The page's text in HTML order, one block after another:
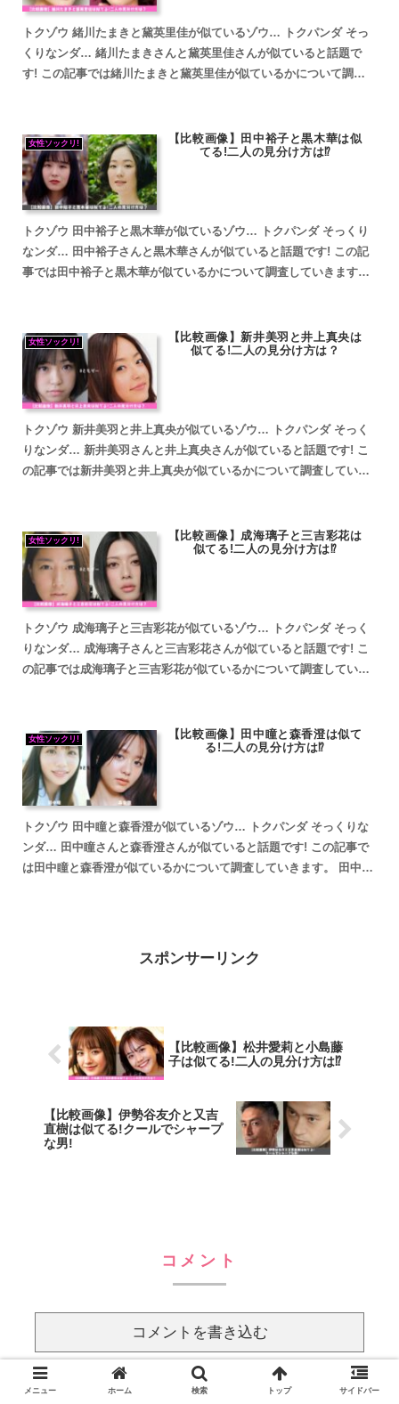
トクゾウ 緒川たまきと黛英里佳が似ているゾウ… トクパンダ そっ
くりなンダ… 緒川たまきさんと黛英里佳さんが似ていると話題で
す! この記事では緒川たまきと黛英里佳が似ているかについて調査
女性ソックリ!
【比較画像】田中裕子と黒木華は似
てる!二人の見分け方は⁉
トクゾウ 田中裕子と黒木華が似ているゾウ… トクパンダ そっくり
なンダ… 田中裕子さんと黒木華さんが似ていると話題です! この記
事では田中裕子と黒木華が似ているかについて調査していきます。
女性ソックリ!
【比較画像】新井美羽と井上真央は
似てる!二人の見分け方は？
トクゾウ 新井美羽と井上真央が似ているゾウ… トクパンダ そっく
りなンダ… 新井美羽さんと井上真央さんが似ていると話題です! こ
の記事では新井美羽と井上真央が似ているかについて調査していき
女性ソックリ!
【比較画像】成海璃子と三吉彩花は
似てる!二人の見分け方は⁉
トクゾウ 成海璃子と三吉彩花が似ているゾウ… トクパンダ そっく
りなンダ… 成海璃子さんと三吉彩花さんが似ていると話題です! こ
の記事では成海璃子と三吉彩花が似ているかについて調査していき
女性ソックリ!
【比較画像】田中瞳と森香澄は似て
る!二人の見分け方は⁉
トクゾウ 田中瞳と森香澄が似ているゾウ… トクパンダ そっくりな
ンダ… 田中瞳さんと森香澄さんが似ていると話題です! この記事で
は田中瞳と森香澄が似ているかについて調査していきます。 田中瞳
スポンサーリンク
【比較画像】松井愛莉と小島藤
子は似てる!二人の見分け方は⁉
【比較画像】伊勢谷友介と又吉
直樹は似てる!クールでシャープ
な男!
コメント
コメントを書き込む
メニュー ホーム 検索 トップ サイドバー